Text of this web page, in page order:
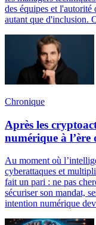
des équipes et l'autorité
autant que d'inclusion.
Chronique
Après les
numérique à l’ère
Au moment où
cyberattaques et
fait un pari : ne pas
sécuriser son mandat,
intention numérique